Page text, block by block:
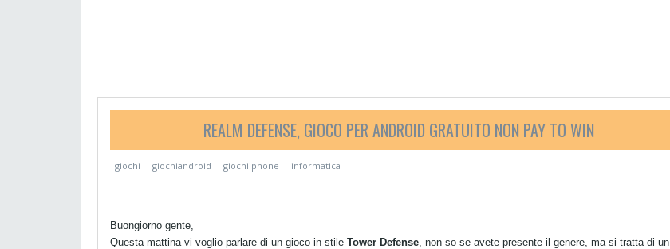
REALM DEFENSE, GIOCO PER ANDROID GRATUITO NON PAY TO WIN
giochi giochiandroid giochiiphone informatica
Buongiorno gente,
Questa mattina vi voglio parlare di un gioco in stile Tower Defense, non so se avete presente il genere, ma si tratta di un